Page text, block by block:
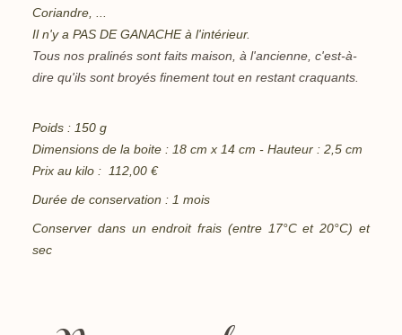
Coriandre, ...
Il n'y a PAS DE GANACHE à l'intérieur.
Tous nos pralinés sont faits maison, à l'ancienne, c'est-à-
dire qu'ils sont broyés finement tout en restant craquants.
Poids : 150 g
Dimensions de la boite : 18 cm x 14 cm - Hauteur : 2,5 cm
Prix au kilo : 112,00 €
Durée de conservation : 1 mois
Conserver dans un endroit frais (entre 17°C et 20°C) et
sec